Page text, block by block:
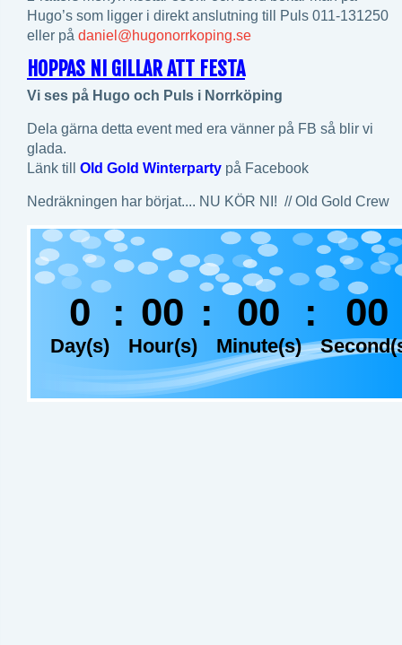
Hugo’s som ligger i direkt anslutning till Puls 011-131250
eller på daniel@hugonorrkoping.se
HOPPAS NI GILLAR ATT FESTA
Vi ses på Hugo och Puls i Norrköping
Dela gärna detta event med era vänner på FB så blir vi
glada.
Länk till Old Gold Winterparty på Facebook
Nedräkningen har börjat.... NU KÖR NI! // Old Gold Crew